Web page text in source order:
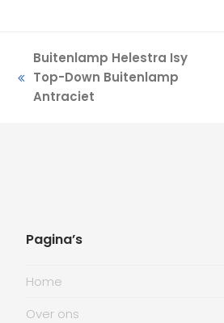
previous
post:
Buitenlamp Helestra Isy
Top-Down Buitenlamp
Antraciet
Pagina’s
Home
Over ons